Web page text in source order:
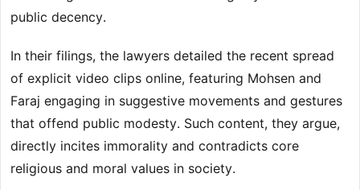
public decency.
In their filings, the lawyers detailed the recent spread
of explicit video clips online, featuring Mohsen and
Faraj engaging in suggestive movements and gestures
that offend public modesty. Such content, they argue,
directly incites immorality and contradicts core
religious and moral values in society.